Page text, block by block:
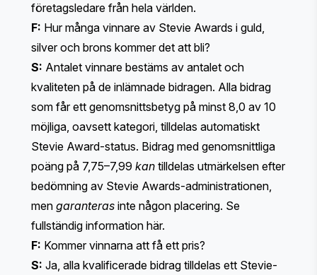
företagsledare från hela världen.
F: Hur många vinnare av Stevie Awards i guld,
silver och brons kommer det att bli?
S: Antalet vinnare bestäms av antalet och
kvaliteten på de inlämnade bidragen. Alla bidrag
som får ett genomsnittsbetyg på minst 8,0 av 10
möjliga, oavsett kategori, tilldelas automatiskt
Stevie Award-status. Bidrag med genomsnittliga
poäng på 7,75–7,99 kan tilldelas utmärkelsen efter
bedömning av Stevie Awards-administrationen,
men garanteras inte någon placering. Se
fullständig information här.
F: Kommer vinnarna att få ett pris?
S: Ja, alla kvalificerade bidrag tilldelas ett Stevie-